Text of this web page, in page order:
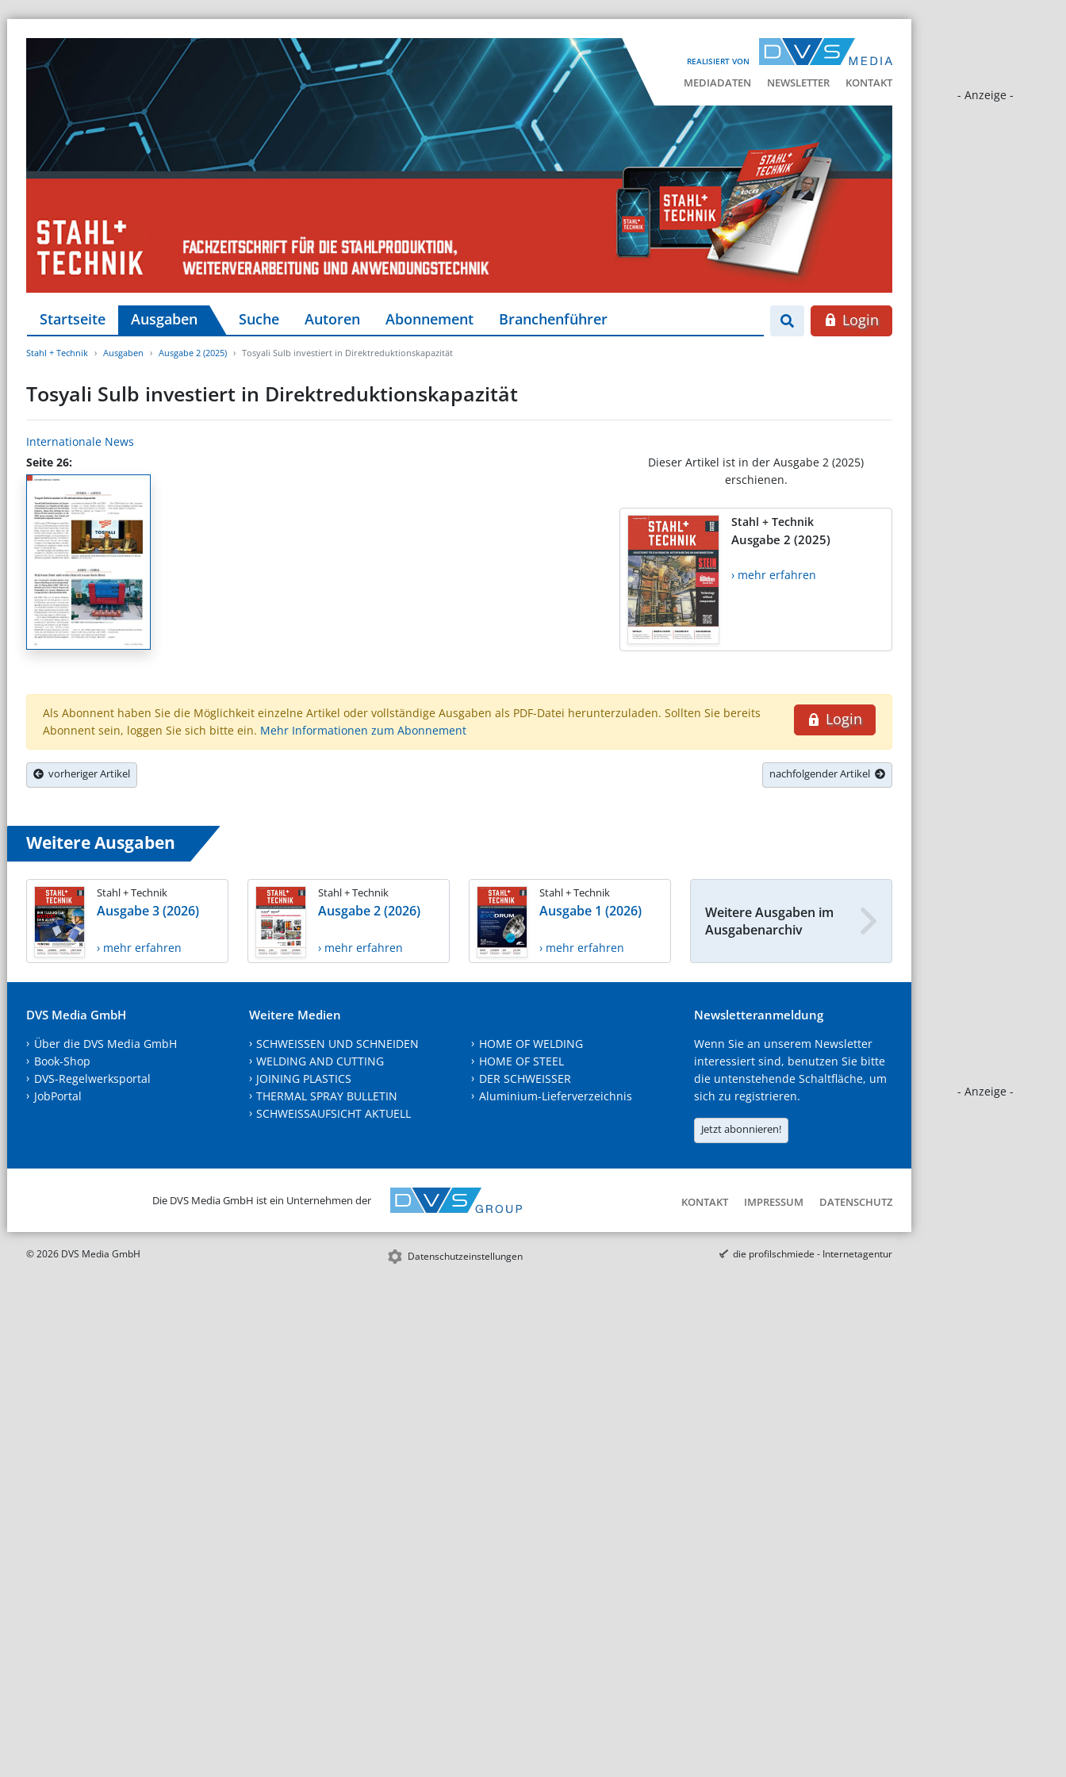
REALISIERT VON
MEDIADATEN NEWSLETTER KONTAKT
- Anzeige -
- Anzeige -
Startseite Ausgaben Suche Autoren Abonnement Branchenführer Login
Stahl + Technik Ausgaben Ausgabe 2 (2025) Tosyali Sulb investiert in Direktreduktionskapazität
Tosyali Sulb investiert in Direktreduktionskapazität
Internationale News
Seite 26:
Dieser Artikel ist in der Ausgabe 2 (2025)
erschienen.
Stahl + Technik
Ausgabe 2 (2025)
› mehr erfahren
Login
Als Abonnent haben Sie die Möglichkeit einzelne Artikel oder vollständige Ausgaben als PDF-Datei herunterzuladen. Sollten Sie bereits
Abonnent sein, loggen Sie sich bitte ein. Mehr Informationen zum Abonnement
vorheriger Artikel nachfolgender Artikel
Weitere Ausgaben
Stahl + Technik
Ausgabe 3 (2026)
› mehr erfahren
Stahl + Technik
Ausgabe 2 (2026)
› mehr erfahren
Stahl + Technik
Ausgabe 1 (2026)
› mehr erfahren
Weitere Ausgaben im
Ausgabenarchiv
DVS Media GmbH
Über die DVS Media GmbH
Book-Shop
DVS-Regelwerksportal
JobPortal
Weitere Medien
SCHWEISSEN UND SCHNEIDEN
WELDING AND CUTTING
JOINING PLASTICS
THERMAL SPRAY BULLETIN
SCHWEISSAUFSICHT AKTUELL
HOME OF WELDING
HOME OF STEEL
DER SCHWEISSER
Aluminium-Lieferverzeichnis
Newsletteranmeldung
Wenn Sie an unserem Newsletter
interessiert sind, benutzen Sie bitte
die untenstehende Schaltfläche, um
sich zu registrieren.
Jetzt abonnieren!
Die DVS Media GmbH ist ein Unternehmen der KONTAKT IMPRESSUM DATENSCHUTZ
© 2026 DVS Media GmbH Datenschutzeinstellungen die profilschmiede - Internetagentur